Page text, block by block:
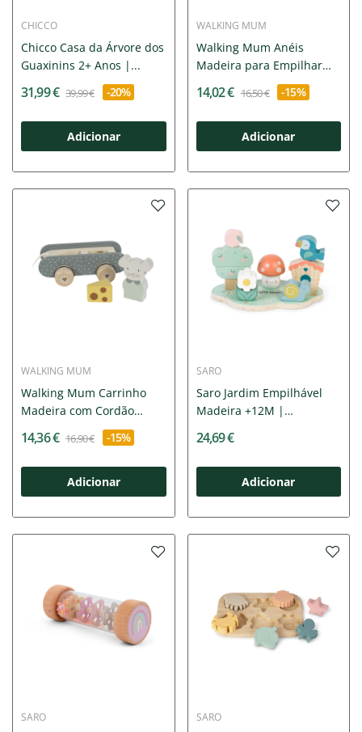
CHICCO
Chicco Casa da Árvore dos
Guaxinins 2+ Anos |...
31,99 € 39,99 € -20%
Adicionar
WALKING MUM
Walking Mum Anéis
Madeira para Empilhar
14,02 € 16,50 € -15%
Adicionar
WALKING MUM
Walking Mum Carrinho
Madeira com Cordão
14,36 € 16,90 € -15%
Adicionar
SARO
Saro Jardim Empilhável
Madeira +12M |
24,69 €
Adicionar
SARO SARO